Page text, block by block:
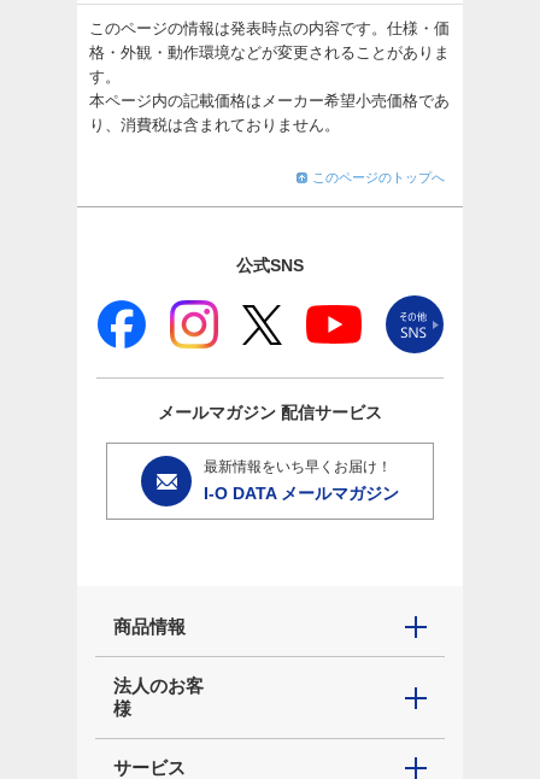
このページの情報は発表時点の内容です。仕様・価
格・外観・動作環境などが変更されることがありま
す。
本ページ内の記載価格はメーカー希望小売価格であ
り、消費税は含まれておりません。
このページのトップへ
公式SNS
メールマガジン 配信サービス
最新情報をいち早くお届け！
I-O DATA メールマガジン
商品情報
法人のお客
様
サービス